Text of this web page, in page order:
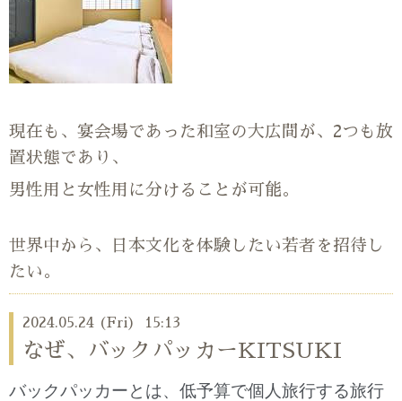
現在も、宴会場であった和室の大広間が、2つも放
置状態であり、
男性用と女性用に分けることが可能。
世界中から、日本文化を体験したい若者を招待し
たい。
2024.05.24 (Fri) 15:13
なぜ、バックパッカーKITSUKI
バックパッカーとは、低予算で個人旅行する旅行